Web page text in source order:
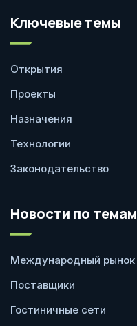
Ключевые темы
Открытия
Проекты
Назначения
Технологии
Законодательство
Новости по темам
Международный рынок
Поставщики
Гостиничные сети